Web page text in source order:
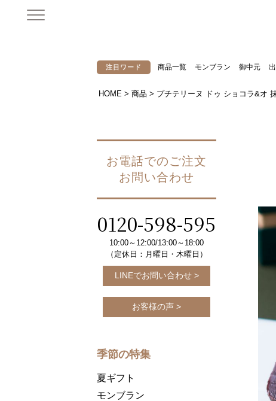
注目ワード 商品一覧 モンブラン 御中元
HOME 商品 プチテリーヌ ドゥ ショコラ&オ
お電話でのご注文
お問い合わせ
0120-598-595
10:00～12:00/13:00～18:00
（定休日：月曜日・木曜日）
LINEでお問い合わせ >
お客様の声 >
季節の特集
夏ギフト
モンブラン